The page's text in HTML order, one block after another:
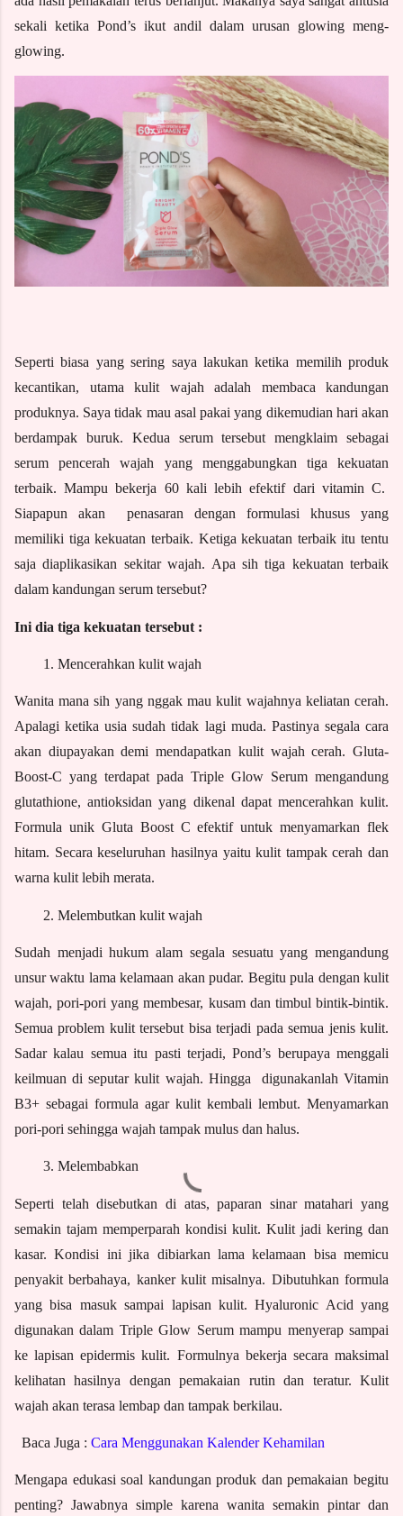
sekali ketika Pond’s ikut andil dalam urusan glowing meng-
glowing.
Seperti biasa yang sering saya lakukan ketika memilih produk
kecantikan, utama kulit wajah adalah membaca kandungan
produknya. Saya tidak mau asal pakai yang dikemudian hari akan
berdampak buruk. Kedua serum tersebut mengklaim sebagai
serum pencerah wajah yang menggabungkan tiga kekuatan
terbaik. Mampu bekerja 60 kali lebih efektif dari vitamin C.
Siapapun akan  penasaran dengan formulasi khusus yang
memiliki tiga kekuatan terbaik. Ketiga kekuatan terbaik itu tentu
saja diaplikasikan sekitar wajah. Apa sih tiga kekuatan terbaik
dalam kandungan serum tersebut?
Ini dia tiga kekuatan tersebut :
Mencerahkan kulit wajah
Wanita mana sih yang nggak mau kulit wajahnya keliatan cerah.
Apalagi ketika usia sudah tidak lagi muda. Pastinya segala cara
akan diupayakan demi mendapatkan kulit wajah cerah. Gluta-
Boost-C yang terdapat pada Triple Glow Serum mengandung
glutathione, antioksidan yang dikenal dapat mencerahkan kulit.
Formula unik Gluta Boost C efektif untuk menyamarkan flek
hitam. Secara keseluruhan hasilnya yaitu kulit tampak cerah dan
warna kulit lebih merata.
Melembutkan kulit wajah
Sudah menjadi hukum alam segala sesuatu yang mengandung
unsur waktu lama kelamaan akan pudar. Begitu pula dengan kulit
wajah, pori-pori yang membesar, kusam dan timbul bintik-bintik.
Semua problem kulit tersebut bisa terjadi pada semua jenis kulit.
Sadar kalau semua itu pasti terjadi, Pond’s berupaya menggali
keilmuan di seputar kulit wajah. Hingga  digunakanlah Vitamin
B3+ sebagai formula agar kulit kembali lembut. Menyamarkan
pori-pori sehingga wajah tampak mulus dan halus.
Melembabkan
Seperti telah disebutkan di atas, paparan sinar matahari yang
semakin tajam memperparah kondisi kulit. Kulit jadi kering dan
kasar. Kondisi ini jika dibiarkan lama kelamaan bisa memicu
penyakit berbahaya, kanker kulit misalnya. Dibutuhkan formula
yang bisa masuk sampai lapisan kulit. Hyaluronic Acid yang
digunakan dalam Triple Glow Serum mampu menyerap sampai
ke lapisan epidermis kulit. Formulnya bekerja secara maksimal
kelihatan hasilnya dengan pemakaian rutin dan teratur. Kulit
wajah akan terasa lembap dan tampak berkilau.
  Baca Juga :
Cara Menggunakan Kalender Kehamilan
Mengapa edukasi soal kandungan produk dan pemakaian begitu
penting? Jawabnya simple karena wanita semakin pintar dan